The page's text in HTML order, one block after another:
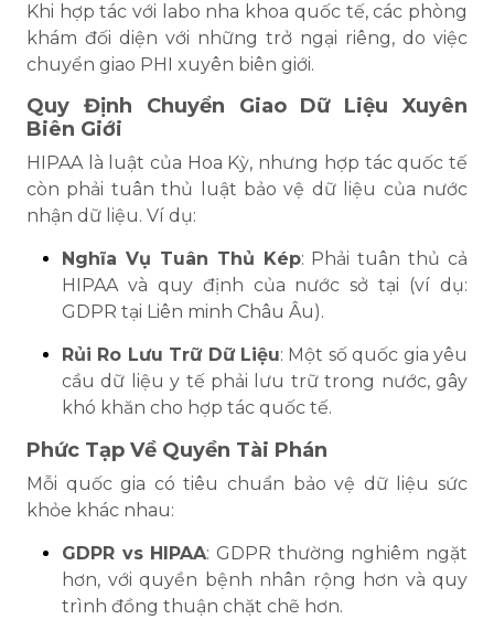
Khi hợp tác với labo nha khoa quốc tế, các phòng
khám đối diện với những trở ngại riêng, do việc
chuyển giao PHI xuyên biên giới.
Quy Định Chuyển Giao Dữ Liệu Xuyên
Biên Giới
HIPAA là luật của Hoa Kỳ, nhưng hợp tác quốc tế
còn phải tuân thủ luật bảo vệ dữ liệu của nước
nhận dữ liệu. Ví dụ:
Nghĩa Vụ Tuân Thủ Kép: Phải tuân thủ cả
HIPAA và quy định của nước sở tại (ví dụ:
GDPR tại Liên minh Châu Âu).
Rủi Ro Lưu Trữ Dữ Liệu: Một số quốc gia yêu
cầu dữ liệu y tế phải lưu trữ trong nước, gây
khó khăn cho hợp tác quốc tế.
Phức Tạp Về Quyền Tài Phán
Mỗi quốc gia có tiêu chuẩn bảo vệ dữ liệu sức
khỏe khác nhau:
GDPR vs HIPAA: GDPR thường nghiêm ngặt
hơn, với quyền bệnh nhân rộng hơn và quy
trình đồng thuận chặt chẽ hơn.